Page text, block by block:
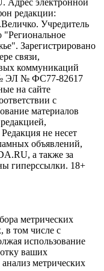
Адрес электронной
редакции:
Учредитель
"Региональное
Зарегистрировано
связи,
коммуникаций
№ ЭЛ № ФС77-82617
на сайте
с
материалов
не несет
объявлений,
а также за
гиперссылки. 18+
метрических
в том числе с
использование
ваших
метрических